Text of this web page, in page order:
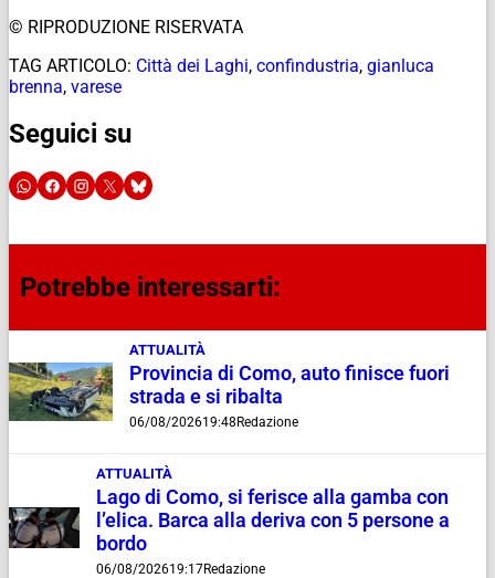
© RIPRODUZIONE RISERVATA
TAG ARTICOLO: Città dei Laghi, confindustria, gianluca
brenna, varese
Seguici su
Potrebbe interessarti:
ATTUALITÀ
Provincia di Como, auto finisce fuori
strada e si ribalta
06/08/202619:48 Redazione
ATTUALITÀ
Lago di Como, si ferisce alla gamba con
l’elica. Barca alla deriva con 5 persone a
bordo
06/08/202619:17Redazione